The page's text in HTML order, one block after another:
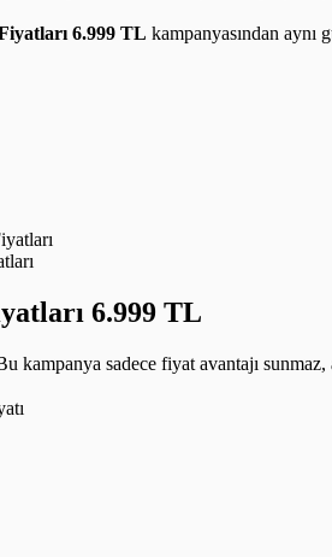
Fiyatları 6.999 TL kampanyasından aynı
6.999 TL
kampanya sadece fiyat avantajı